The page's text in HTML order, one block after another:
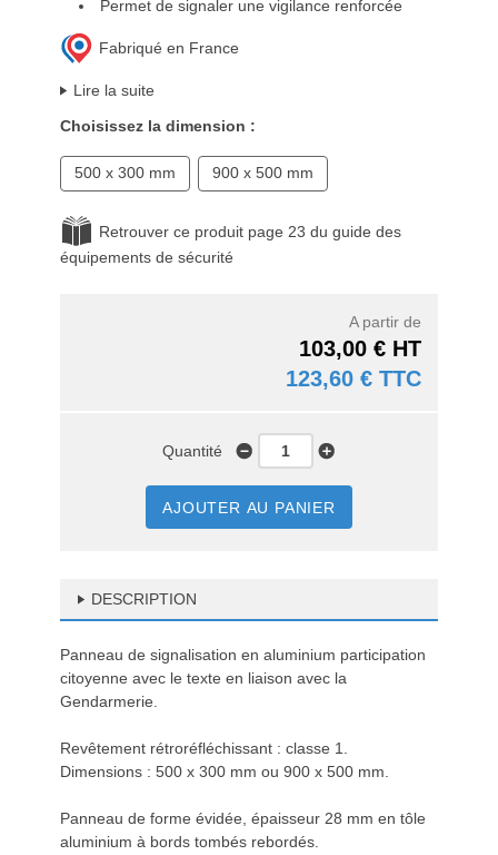
Permet de signaler une vigilance renforcée
Fabriqué en France
Lire la suite
Choisissez la dimension :
500 x 300 mm 900 x 500 mm
Retrouver ce produit page 23 du guide des
équipements de sécurité
A partir de
103,00 € HT
123,60 € TTC
Quantité
AJOUTER AU PANIER
DESCRIPTION
Panneau de signalisation en aluminium participation
citoyenne avec le texte en liaison avec la
Gendarmerie.
Revêtement rétroréfléchissant : classe 1.
Dimensions : 500 x 300 mm ou 900 x 500 mm.
Panneau de forme évidée, épaisseur 28 mm en tôle
aluminium à bords tombés rebordés.